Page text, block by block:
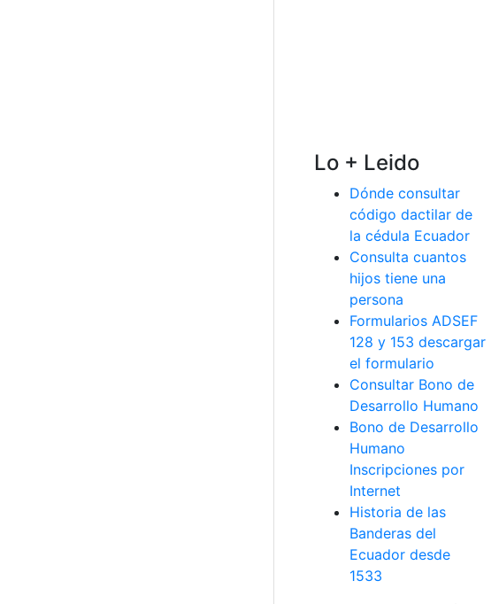
Lo + Leido
Dónde consultar
código dactilar de
la cédula Ecuador
Consulta cuantos
hijos tiene una
persona
Formularios ADSEF
128 y 153 descargar
el formulario
Consultar Bono de
Desarrollo Humano
Bono de Desarrollo
Humano
Inscripciones por
Internet
Historia de las
Banderas del
Ecuador desde
1533